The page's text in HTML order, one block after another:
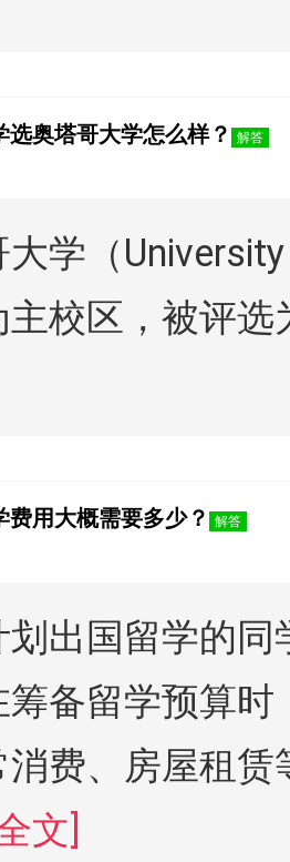
选奥塔哥大学怎么样？ 解答
大学（
校区，被评选
费用大概需要多少？ 解答
划出国留学的
筹备留学预算
消费、房屋租
文]